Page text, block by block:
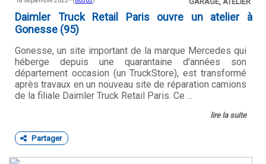
Daimler Truck Retail Paris ouvre un atelier à
Gonesse (95)
Gonesse, un site important de la marque Mercedes qui
héberge depuis une quarantaine d'années son
département occasion (un TruckStore), est transformé
après travaux en un nouveau site de réparation camions
de la filiale Daimler Truck Retail Paris. Ce ...
lire la suite
Partager